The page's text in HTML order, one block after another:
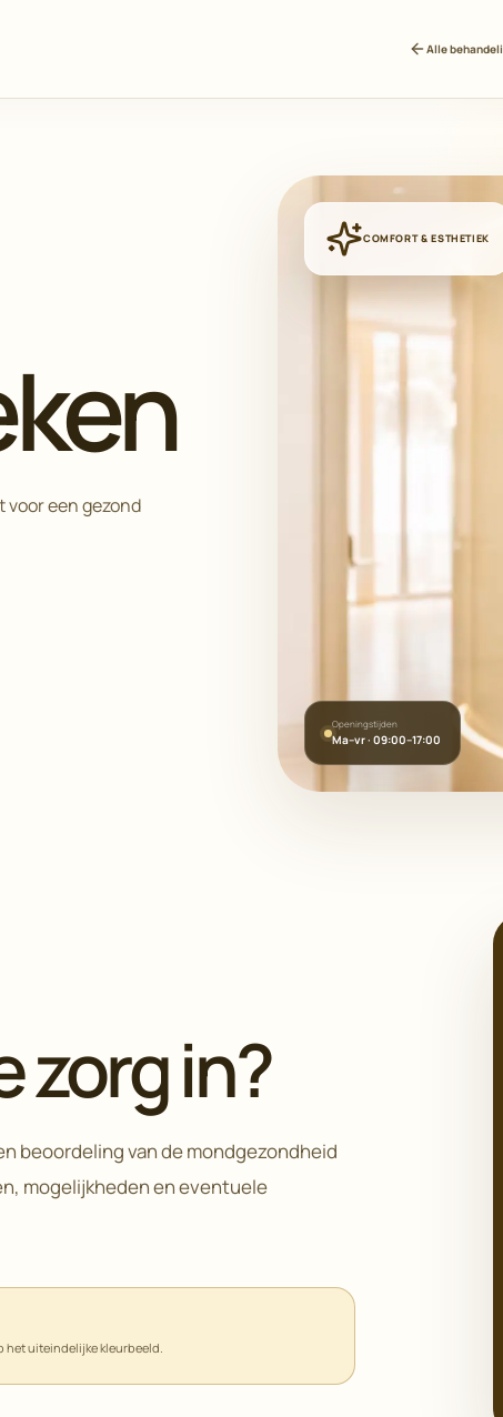
Alle
een gezond
COMFORT & ESTHETIEK
Openingstijden
Ma–vr · 09:00–17:00
zorg in?
beoordeling van de mondgezondheid
mogelijkheden en eventuele
het uiteindelijke kleurbeeld.